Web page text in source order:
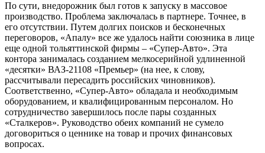
По сути, внедорожник был готов к запуску в массовое
производство. Проблема заключалась в партнере. Точнее, в
его отсутствии. Путем долгих поисков и бесконечных
переговоров, «Апалу» все же удалось найти союзника в лице
еще одной тольяттинской фирмы – «Супер-Авто». Эта
контора занималась созданием мелкосерийной удлиненной
«десятки» ВАЗ-21108 «Премьер» (на нее, к слову,
рассчитывали пересадить российских чиновников).
Соответственно, «Супер-Авто» обладала и необходимым
оборудованием, и квалифицированным персоналом. Но
сотрудничество завершилось после пары созданных
«Сталкеров». Руководство обеих компаний не сумело
договориться о ценнике на товар и прочих финансовых
вопросах.